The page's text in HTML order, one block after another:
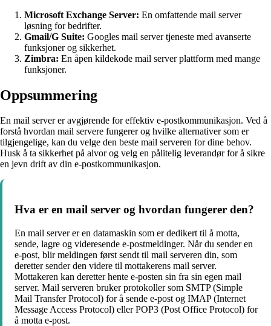
Microsoft Exchange Server: En omfattende mail server
løsning for bedrifter.
Gmail/G Suite: Googles mail server tjeneste med avanserte
funksjoner og sikkerhet.
Zimbra: En åpen kildekode mail server plattform med mange
funksjoner.
Oppsummering
En mail server er avgjørende for effektiv e-postkommunikasjon. Ved å
forstå hvordan mail servere fungerer og hvilke alternativer som er
tilgjengelige, kan du velge den beste mail serveren for dine behov.
Husk å ta sikkerhet på alvor og velg en pålitelig leverandør for å sikre
en jevn drift av din e-postkommunikasjon.
Hva er en mail server og hvordan fungerer den?
En mail server er en datamaskin som er dedikert til å motta,
sende, lagre og videresende e-postmeldinger. Når du sender en
e-post, blir meldingen først sendt til mail serveren din, som
deretter sender den videre til mottakerens mail server.
Mottakeren kan deretter hente e-posten sin fra sin egen mail
server. Mail serveren bruker protokoller som SMTP (Simple
Mail Transfer Protocol) for å sende e-post og IMAP (Internet
Message Access Protocol) eller POP3 (Post Office Protocol) for
å motta e-post.